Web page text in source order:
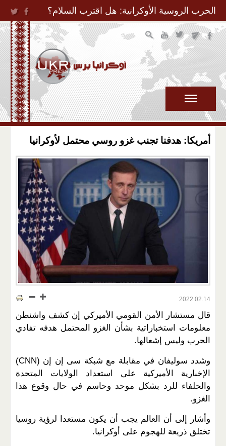
Jump to Navigation
الحرب الروسية الأوكرانية: هل اقترب السلام؟
أمريكا: هدفنا تجنب غزو روسي محتمل لأوكرانيا
2022.02.14
قال مستشار الأمن القومي الأميركي إن كشف واشنطن
معلومات استخباراتية بشأن الغزو المحتمل هدفه تفادي
الحرب وليس إشعالها.
وشدد سوليفان في مقابلة مع شبكة سى إن إن (CNN)
الإخبارية الأميركية على استعداد الولايات المتحدة
والحلفاء للرد بشكل موحد وحاسم في حال وقوع هذا
الغزو.
وأشار إلى أن العالم يجب أن يكون مستعدا لرؤية روسيا
تختلق ذريعة للهجوم على أوكرانيا.